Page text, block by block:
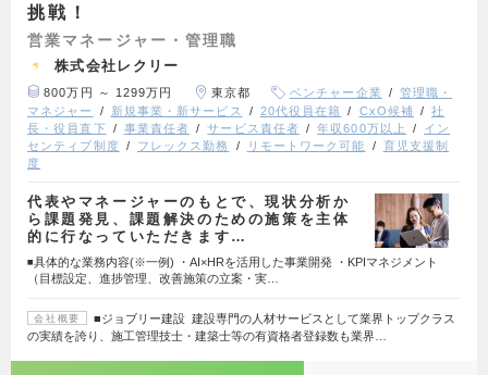
挑戦！
営業マネージャー・管理職
株式会社レクリー
800万円 ～ 1299万円 東京都 ベンチャー企業
管理職・
マネジャー
新規事業・新サービス 20代役員在籍 CxO候補
社
長・役員直下
事業責任者 サービス責任者 年収600万以上
イン
センティブ制度
フレックス勤務 リモートワーク可能
育児支援制
度
代表やマネージャーのもとで、現状分析か
ら課題発見、課題解決のための施策を主体
的に行なっていただきます…
◾️具体的な業務内容(※一例) ・AI×HRを活用した事業開発 ・KPIマネジメント
（目標設定、進捗管理、改善施策の立案・実…
会社概要
■ジョブリー建設 建設専門の人材サービスとして業界トップクラス
の実績を誇り、施工管理技士・建築士等の有資格者登録数も業界…